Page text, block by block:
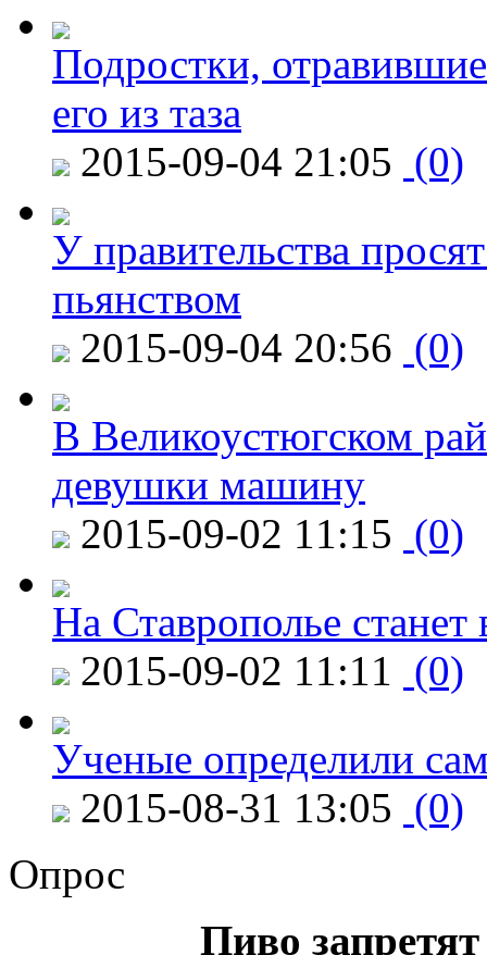
Подростки,
его из таза
2015-09-04 21:05 (0)
У правительства
пьянством
2015-09-04 20:56 (0)
В Великоустюгском
девушки машину
2015-09-02 11:15 (0)
На Ставрополье
2015-09-02 11:11 (0)
Ученые определили
2015-08-31 13:05 (0)
Опрос
Пиво